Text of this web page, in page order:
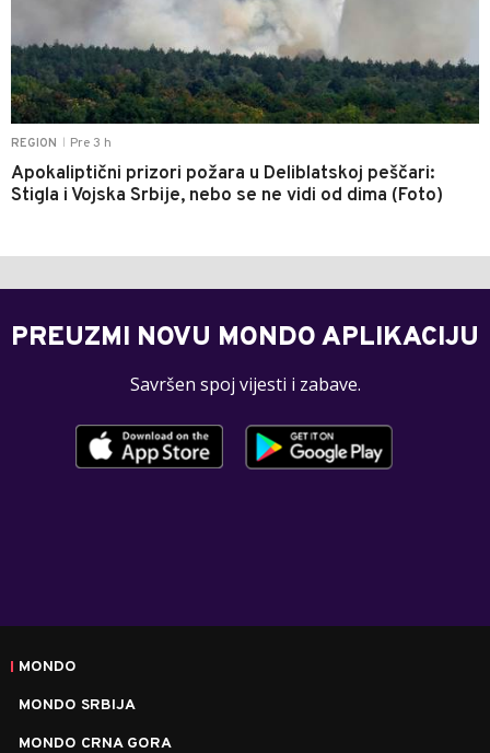
REGION Pre 3 h
Apokaliptični prizori požara u Deliblatskoj peščari:
Stigla i Vojska Srbije, nebo se ne vidi od dima (Foto)
PREUZMI NOVU MONDO APLIKACIJU
Savršen spoj vijesti i zabave.
MONDO
MONDO SRBIJA
MONDO CRNA GORA